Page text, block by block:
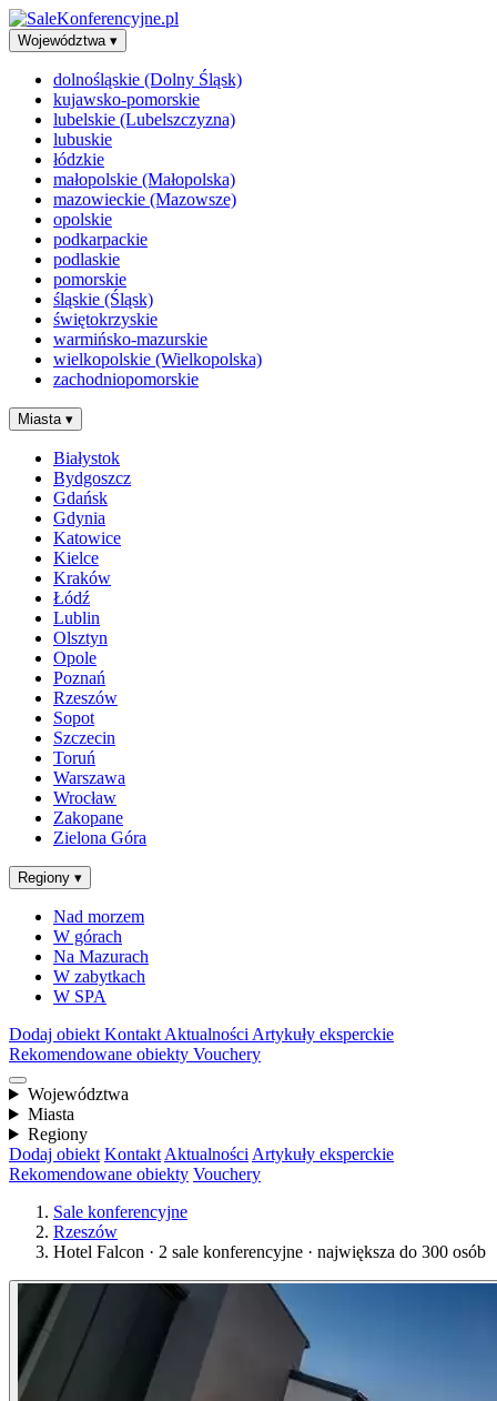
Województwa ▾
dolnośląskie (Dolny Śląsk)
kujawsko-pomorskie
lubelskie (Lubelszczyzna)
lubuskie
łódzkie
małopolskie (Małopolska)
mazowieckie (Mazowsze)
opolskie
podkarpackie
podlaskie
pomorskie
śląskie (Śląsk)
świętokrzyskie
warmińsko-mazurskie
wielkopolskie (Wielkopolska)
zachodniopomorskie
Miasta ▾
Białystok
Bydgoszcz
Gdańsk
Gdynia
Katowice
Kielce
Kraków
Łódź
Lublin
Olsztyn
Opole
Poznań
Rzeszów
Sopot
Szczecin
Toruń
Warszawa
Wrocław
Zakopane
Zielona Góra
Regiony ▾
Nad morzem
W górach
Na Mazurach
W zabytkach
W SPA
Dodaj obiekt Kontakt Aktualności Artykuły eksperckie
Rekomendowane obiekty Vouchery
Województwa
Miasta
Regiony
Dodaj obiekt Kontakt Aktualności Artykuły eksperckie
Rekomendowane obiekty Vouchery
Sale konferencyjne
Rzeszów
Hotel Falcon · 2 sale konferencyjne · największa do 300 osób